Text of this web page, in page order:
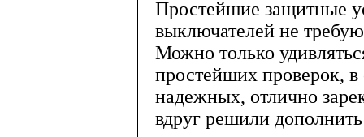
Простейшие защитные
выключателей не
Можно только
простейших проверок, в
надежных, отлично
вдруг решили